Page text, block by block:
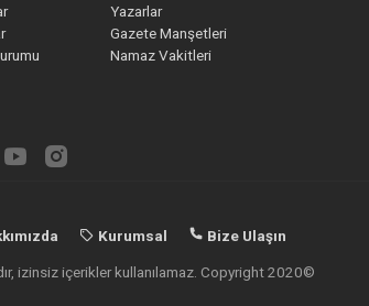
Yazarlar
Gazete Manşetleri
Namaz Vakitleri
Kurumsal Bize Ulaşın
izinsiz içerikler kullanılamaz. Copyright 2020©